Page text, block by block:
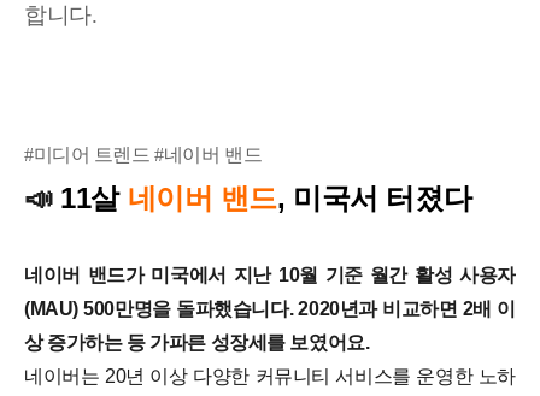
합니다.
#미디어 트렌드 #네이버 밴드
📣 11살 네이버 밴드, 미국서 터졌다
네이버 밴드가 미국에서 지난 10월 기준 월간 활성 사용자
(MAU) 500만명을 돌파했습니다. 2020년과 비교하면 2배 이
상 증가하는 등 가파른 성장세를 보였어요.
네이버는 20년 이상 다양한 커뮤니티 서비스를 운영한 노하